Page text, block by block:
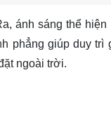
ánh sáng thể
phẳng giúp duy
ngoài trời.